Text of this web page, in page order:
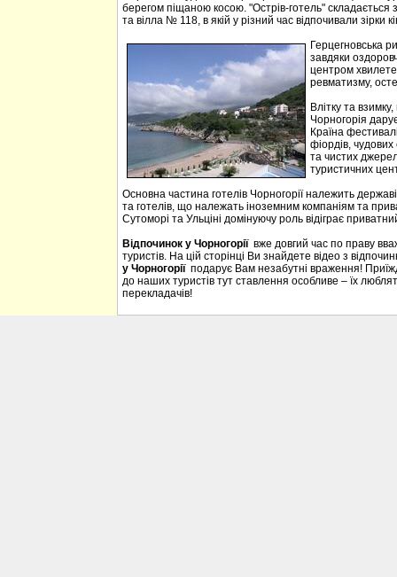
берегом піщаною косою. "Острів-готель"
та вілла № 118, в якій у різний час відпочивали зірки
Герцегновська
завдяки
центром
ревматизму,
Влітку та
Чорногорія
Країна
фіордів, чудових
та чистих
туристичних
Основна частина готелів Чорногорії належить
та готелів, що належать іноземним компаніям та
Сутоморі та Ульціні домінуючу роль відіграє
Відпочинок у Чорногорії вже довгий час по праву
туристів. На цій сторінці Ви знайдете відео з
у Чорногоріїподарує Вам незабутні враження!
до наших туристів тут ставлення особливе – їх
перекладачів!